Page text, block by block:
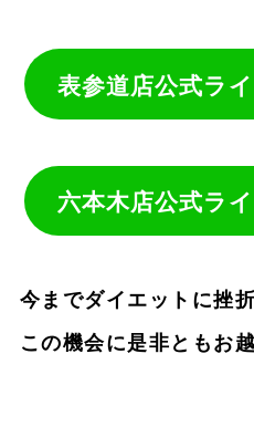
表参道店公式ラ
六本木店公式ラ
今までダイエットに挫
この機会に是非ともお